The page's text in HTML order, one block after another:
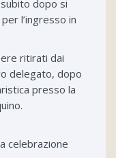
dopo si
l’ingresso in
ritirati dai
delegato, dopo
presso la
celebrazione